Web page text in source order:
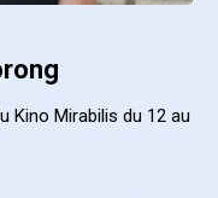
Kino Mirabilis du 12 au